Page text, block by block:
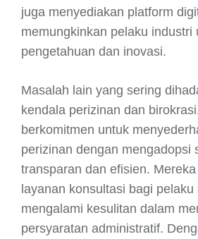
juga menyediakan platform
memungkinkan pelaku industri
pengetahuan dan inovasi.
Masalah lain yang sering
kendala perizinan dan
berkomitmen untuk
perizinan dengan mengadopsi
transparan dan efisien.
layanan konsultasi bagi
mengalami kesulitan dalam
persyaratan administratif.